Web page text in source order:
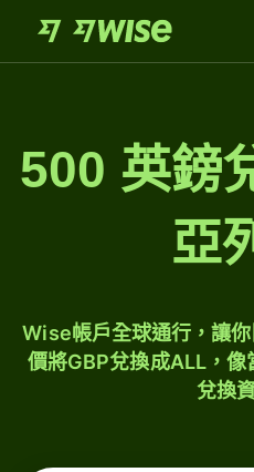
500 英鎊
亞
Wise帳戶全球通行，讓
價將GBP兌換成ALL，像
兌換